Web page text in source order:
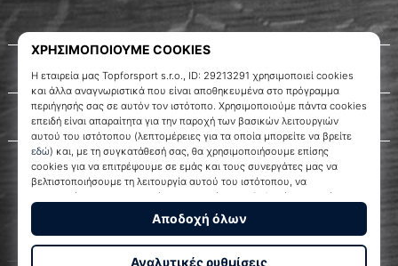
WePlayHandball.gr
Σχετικά μ' εμάς
Εξυπηρέτηση πελατών